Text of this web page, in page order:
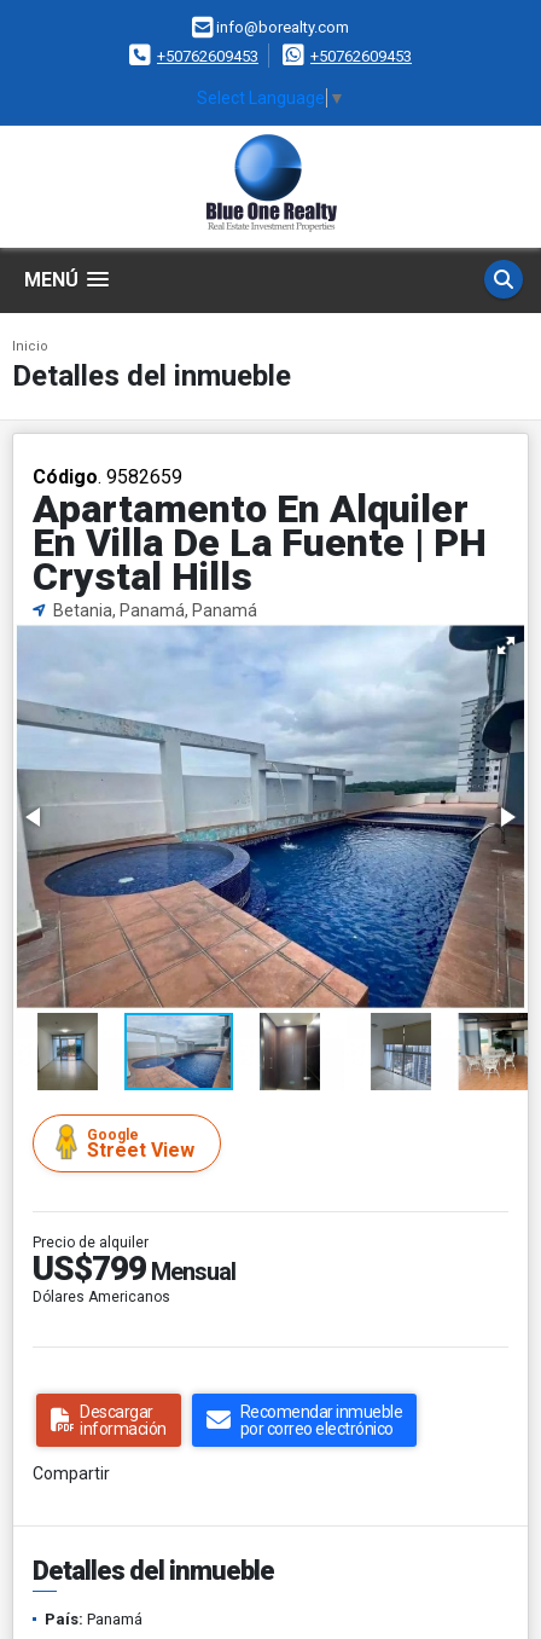
info@borealty.com
+50762609453
+50762609453
Select Language ▼
MENÚ
Inicio
Detalles del inmueble
Código. 9582659
Apartamento En Alquiler
En Villa De La Fuente | PH
Crystal Hills
Betania, Panamá, Panamá
Google
Street View
Precio de alquiler
US$799 Mensual
Dólares Americanos
Descargar
información
Recomendar inmueble
por correo electrónico
Compartir
Detalles del inmueble
País: Panamá